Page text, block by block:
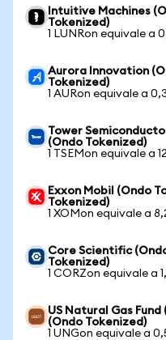
Intuitive Machines
Tokenized)
1 LUNRon equivale a
Aurora Innovation
Tokenized)
1 AURon equivale a
Tower
(Ondo Tokenized)
1 TSEMon equivale a
Exxon Mobil (Ondo
Tokenized)
1 XOMon equivale a
Core Scientific
Tokenized)
1 CORZon equivale a
US Natural Gas
(Ondo Tokenized)
1 UNGon equivale a